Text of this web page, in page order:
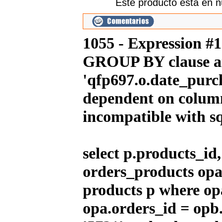
Este producto esta en
1055 - Expression
GROUP BY clause
dependent on
incompatible with
select
orders_products
products p where
opa.orders_id =